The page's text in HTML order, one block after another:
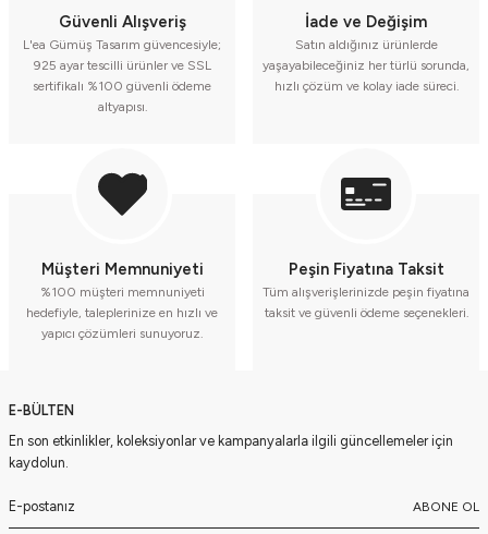
Güvenli Alışveriş
L'ea Gümüş Tasarım güvencesiyle;
925 ayar tescilli ürünler ve SSL
sertifikalı %100 güvenli ödeme
altyapısı.
İade ve Değişim
Satın aldığınız ürünlerde
yaşayabileceğiniz her türlü sorunda,
hızlı çözüm ve kolay iade süreci.
Müşteri Memnuniyeti
%100 müşteri memnuniyeti
hedefiyle, taleplerinize en hızlı ve
yapıcı çözümleri sunuyoruz.
Peşin Fiyatına Taksit
Tüm alışverişlerinizde peşin fiyatına
taksit ve güvenli ödeme seçenekleri.
E-BÜLTEN
En son etkinlikler, koleksiyonlar ve kampanyalarla ilgili güncellemeler için
kaydolun.
ABONE OL